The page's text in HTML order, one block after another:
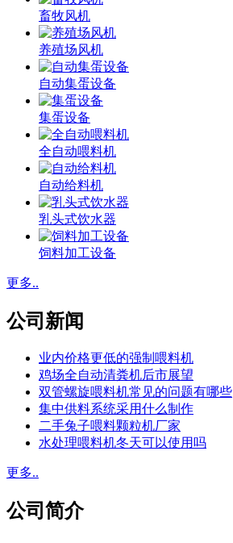
畜牧风机
养殖场风机
自动集蛋设备
集蛋设备
全自动喂料机
自动给料机
乳头式饮水器
饲料加工设备
更多..
公司新闻
业内价格更低的强制喂料机
鸡场全自动清粪机后市展望
双管螺旋喂料机常见的问题有哪些
集中供料系统采用什么制作
二手兔子喂料颗粒机厂家
水处理喂料机冬天可以使用吗
更多..
公司简介